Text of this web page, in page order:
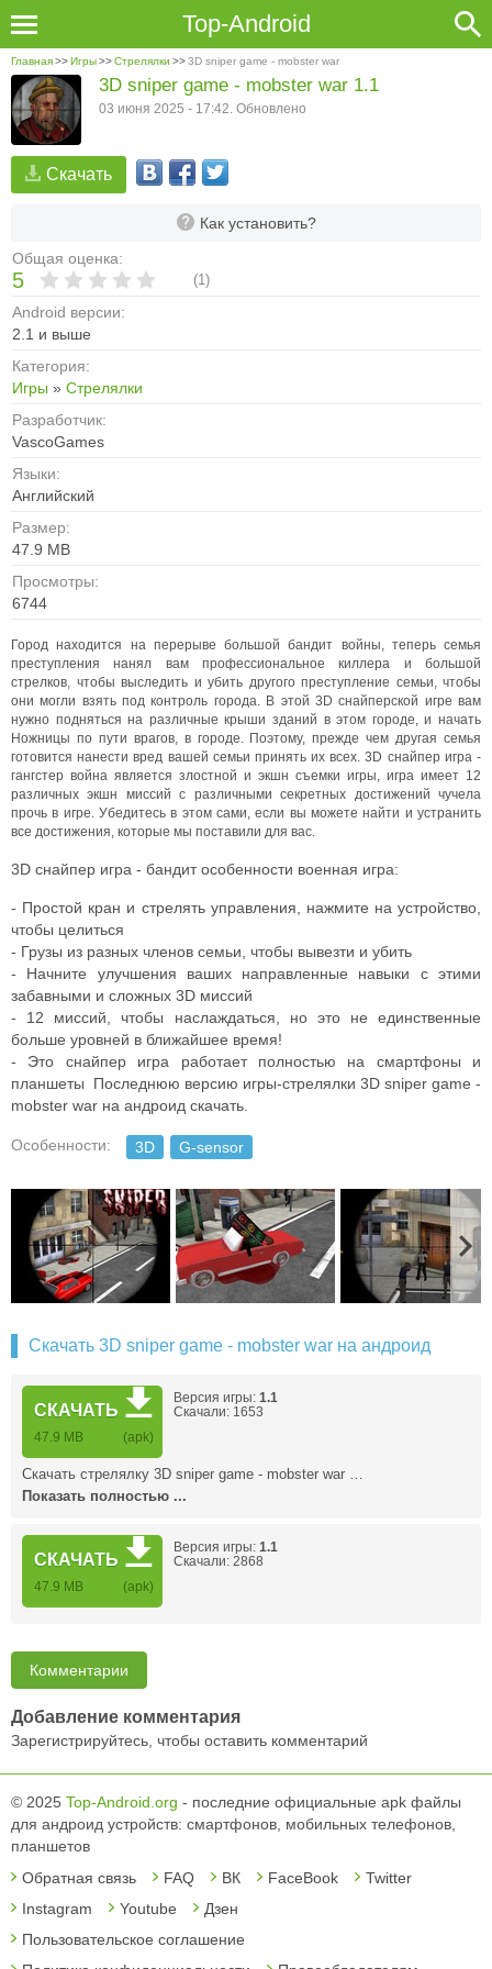
Top-Android
Главная>>Игры>>Стрелялки >>3D sniper game - mobster war
Скачать
Как установить?
Общая оценка:
5 (1)
Android версии:
2.1 и выше
Категория:
Игры » Стрелялки
Разработчик:
VascoGames
Языки:
Английский
Размер:
47.9 MB
Просмотры:
6744
3D sniper game - mobster war 1.1
03 июня 2025 - 17:42. Обновлено
Город находится на перерыве большой бандит войны, теперь семья
преступления нанял вам профессиональное киллера и большой
стрелков, чтобы выследить и убить другого преступление семьи, чтобы
они могли взять под контроль города. В этой 3D снайперской игре вам
нужно подняться на различные крыши зданий в этом городе, и начать
Ножницы по пути врагов, в городе. Поэтому, прежде чем другая семья
готовится нанести вред вашей семьи принять их всех. 3D снайпер игра -
гангстер война является злостной и экшн съемки игры, игра имеет 12
различных экшн миссий с различными секретных достижений чучела
прочь в игре. Убедитесь в этом сами, если вы можете найти и устранить
все достижения, которые мы поставили для вас.
3D снайпер игра - бандит особенности военная игра:
- Простой кран и стрелять управления, нажмите на устройство,
чтобы целиться
- Грузы из разных членов семьи, чтобы вывезти и убить
- Начните улучшения ваших направленные навыки с этими
забавными и сложных 3D миссий
- 12 миссий, чтобы наслаждаться, но это не единственные
больше уровней в ближайшее время!
- Это снайпер игра работает полностью на смартфоны и
планшеты Последнюю версию игры-стрелялки 3D sniper game -
mobster war на андроид скачать.
Особенности: 3D G-sensor
Скачать 3D sniper game - mobster war на андроид
СКАЧАТЬ
47.9 MB (apk)
Версия игры: 1.1
Скачали: 1653
Скачать стрелялку 3D sniper game - mobster war …
Показать полностью ...
СКАЧАТЬ
47.9 MB (apk)
Версия игры: 1.1
Скачали: 2868
Комментарии
Добавление комментария
Зарегистрируйтесь, чтобы оставить комментарий
© 2025 Top-Android.org - последние официальные apk файлы
для андроид устройств: смартфонов, мобильных телефонов,
планшетов
Обратная связь
FAQ ВК FaceBook
Twitter
Instagram
Youtube
Дзен
Пользовательское соглашение